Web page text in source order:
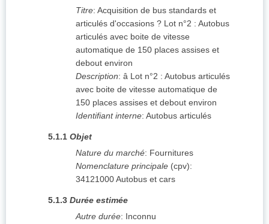
Titre: Acquisition de bus standards et
articulés d'occasions ? Lot n°2 : Autobus
articulés avec boite de vitesse
automatique de 150 places assises et
debout environ
Description: â Lot n°2 : Autobus articulés
avec boite de vitesse automatique de
150 places assises et debout environ
Identifiant interne: Autobus articulés
5.1.1 Objet
Nature du marché: Fournitures
Nomenclature principale (cpv):
34121000Autobus et cars
5.1.3 Durée estimée
Autre durée: Inconnu